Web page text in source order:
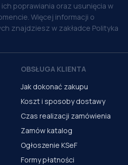
poprawiania oraz usunięcia w
Więcej informacji o
znajdziesz w zakładce Polityka
OBSŁUGA KLIENTA
Jak dokonać zakupu
Koszt i sposoby dostawy
Czas realizacji zamówienia
Zamów katalog
Ogłoszenie KSeF
Formy płatności